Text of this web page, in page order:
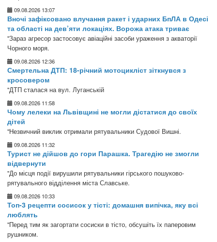
09.08.2026 13:07
Вночі зафіксовано влучання ракет і ударних БпЛА в Одесі
та області на дев’яти локаціях. Ворожа атака триває
"Зараз агресор застосовує авіаційні засоби ураження з акваторії
Чорного моря.
09.08.2026 12:36
Смертельна ДТП: 18-річний мотоцикліст зіткнувся з
кросовером
"ДТП сталася на вул. Луганській
09.08.2026 11:58
Чому лелеки на Львівщині не могли дістатися до своїх
дітей
"Незвичний виклик отримали рятувальники Судової Вишні.
09.08.2026 11:32
Турист не дійшов до гори Парашка. Трагедію не змогли
відвернути
"До місця події вирушили рятувальники гірського пошуково-
рятувального відділення міста Славське.
09.08.2026 10:33
Топ-3 рецепти сосисок у тісті: домашня випічка, яку всі
люблять
"Перед тим як загортати сосиски в тісто, обсушіть їх паперовим
рушником.